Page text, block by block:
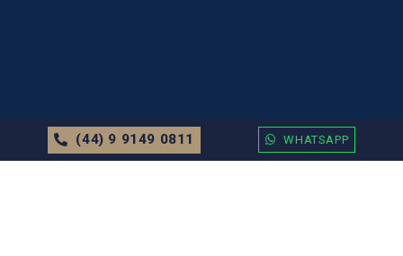
(44) 9 9149 0811 WHATSAPP